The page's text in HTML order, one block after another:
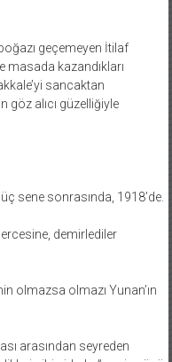
geçemeyen İtilaf
masada kazandıkları
sancaktan
göz alıcı güzelliğiyle
sene sonrasında, 1918’de.
demirlediler
olmazsa olmazı Yunan’ın
arasından seyreden